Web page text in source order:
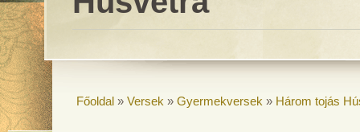
Főoldal » Versek » Gyermekversek » Három tojás